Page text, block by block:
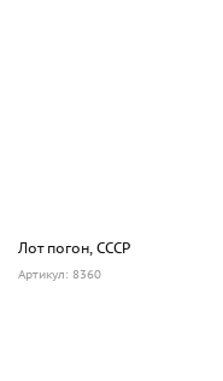
Лот погон, СССР
Артикул: 8360